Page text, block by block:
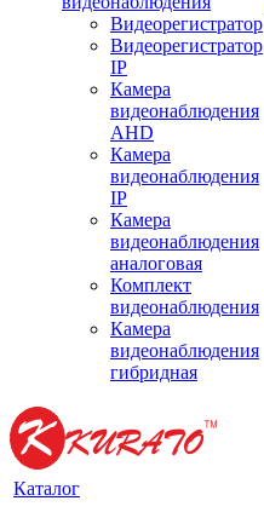
Видеорегистратор
Видеорегистратор
IP
Камера
видеонаблюдения
AHD
Камера
видеонаблюдения
IP
Камера
видеонаблюдения
аналоговая
Комплект
видеонаблюдения
Камера
видеонаблюдения
гибридная
Каталог